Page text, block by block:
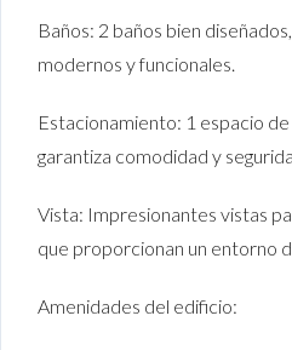
Baños: 2 baños bien
modernos y funcionales.
Estacionamiento: 1 espacio
garantiza comodidad y
Vista: Impresionantes vistas
que proporcionan un entorno
Amenidades del edificio: